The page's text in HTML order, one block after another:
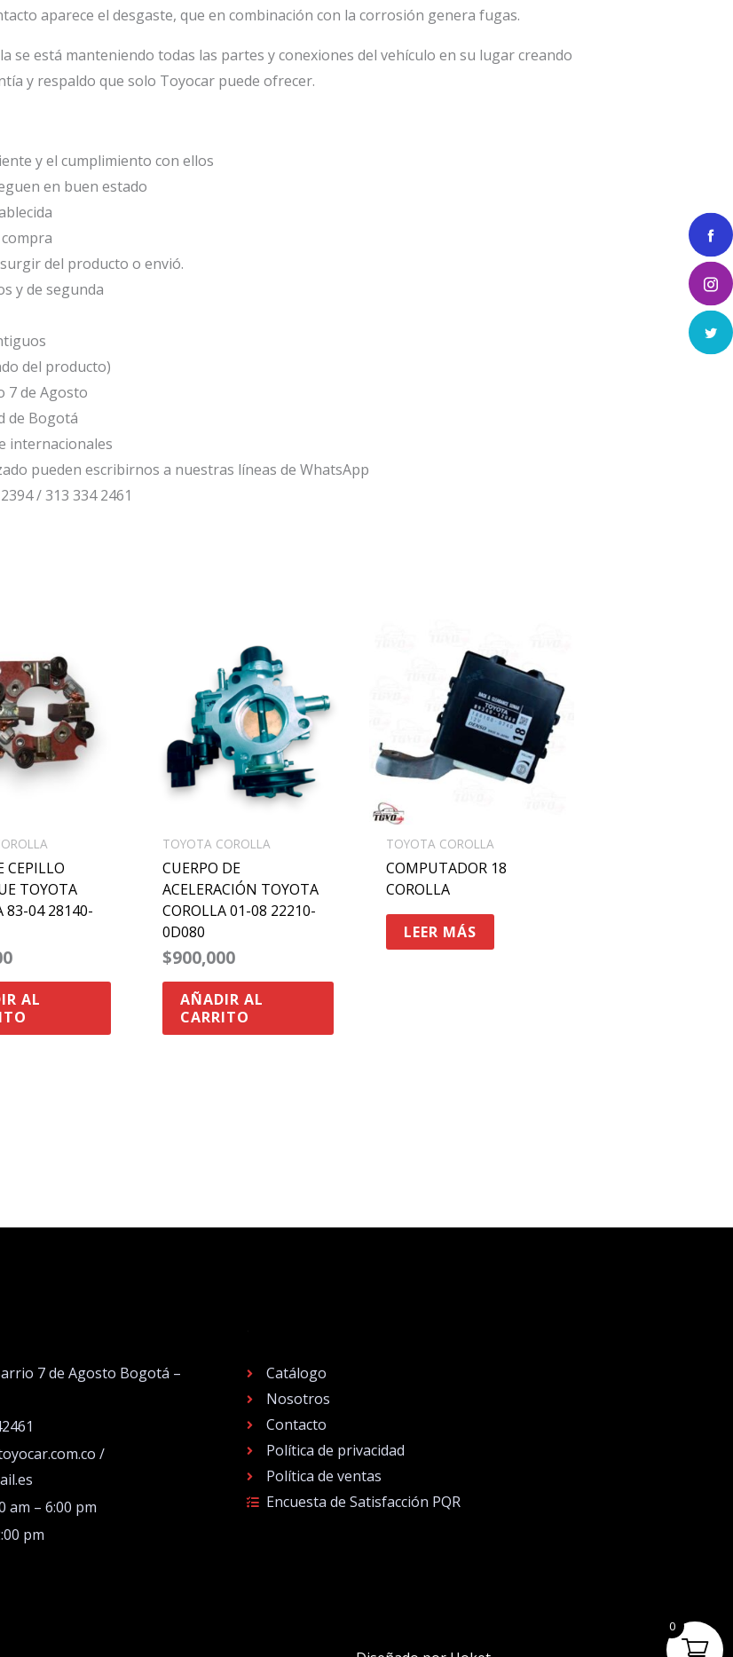
aparece el desgaste, que en combinación con la corrosión genera fugas.
se está manteniendo todas las partes y conexiones del vehículo en su lugar creando
y respaldo que solo Toyocar puede ofrecer.
y el cumplimiento con ellos
en buen estado
del producto o envió.
y de segunda
del producto)
7 de Agosto
de Bogotá
internacionales
pueden escribirnos a nuestras líneas de WhatsApp
/ 313 334 2461
CEPILLO
TOYOTA
83-04 28140-
AL
TOYOTA COROLLA
CUERPO DE
ACELERACIÓN TOYOTA
COROLLA 01-08 22210-
0D080
$900,000
AÑADIR AL
CARRITO
TOYOTA COROLLA
COMPUTADOR 18
COROLLA
LEER MÁS
7 de Agosto Bogotá –
/
am – 6:00 pm
pm
Catálogo
Nosotros
Contacto
Política de privacidad
Política de ventas
Encuesta de Satisfacción PQR
0